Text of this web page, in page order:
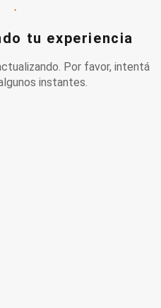
tu experiencia
Por favor, intentá
instantes.